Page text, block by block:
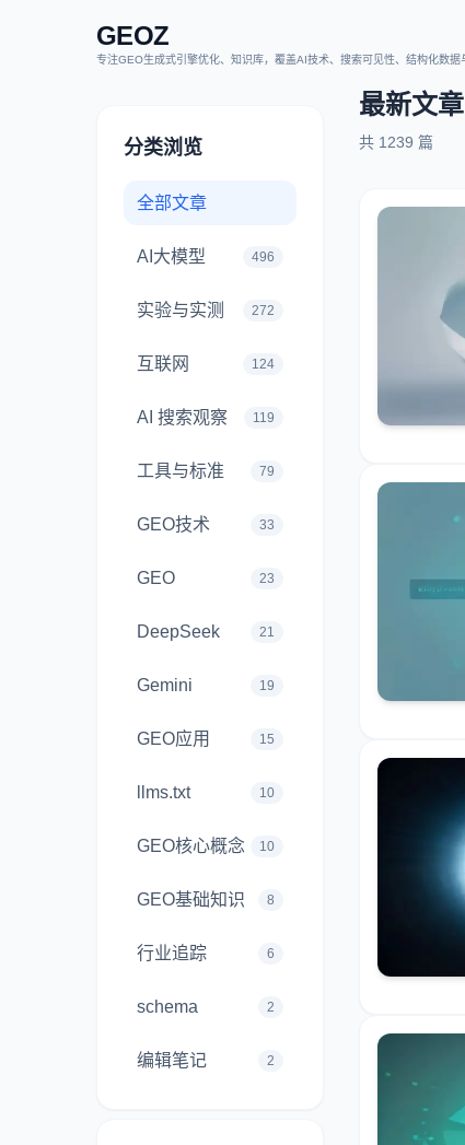
GEOZ
分类浏览
全部文章
AI大模型 496
实验与实测 272
互联网 124
AI 搜索观察 119
工具与标准 79
GEO技术 33
GEO 23
DeepSeek 21
Gemini 19
GEO应用 15
llms.txt 10
GEO核心概念 10
GEO基础知识 8
行业追踪 6
schema 2
编辑笔记 2
最新文章
共 1239 篇